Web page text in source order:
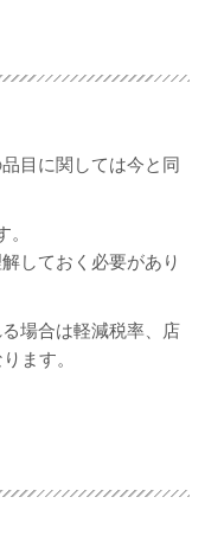
目に関しては今と同
しておく必要があり
場合は軽減税率、店
ます。